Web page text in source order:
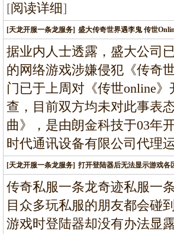
[阅读详细]
[天龙开服一条龙服务] 盛大传奇世界遇李鬼 传世
据业内人士透露，盛大公司
的网络游戏涉嫌侵犯《传奇
门已于上周对《传世online
查，目前双方均未对此事表
曲》，是由朗金科技于03年
时代通讯设备有限公司代理
[天龙开服一条龙服务] 打开登陆器后无法显示游戏各
传奇私服一条龙奇迹私服一
目众多玩私服的朋友都会碰
游戏时登陆器却没有办法显